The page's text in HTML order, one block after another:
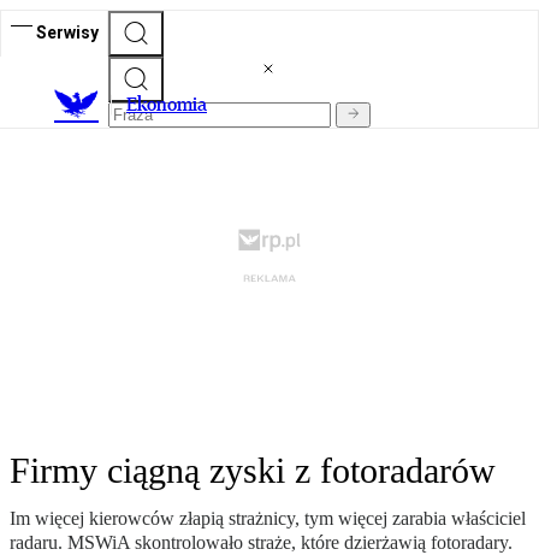
Serwisy
Ekonomia
Firmy ciągną zyski z fotoradarów
Im więcej kierowców złapią strażnicy, tym więcej zarabia właściciel
radaru. MSWiA skontrolowało straże, które dzierżawią fotoradary.